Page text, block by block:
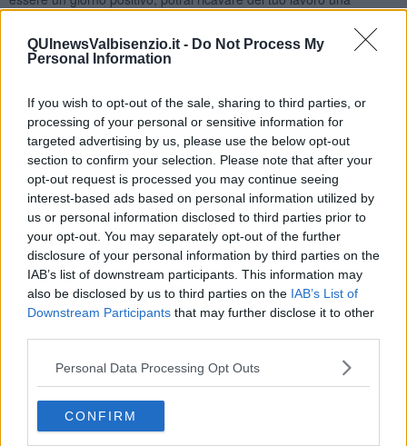
QUInewsValbisenzio.it - Do Not Process My
Personal Information
If you wish to opt-out of the sale, sharing to third parties, or
processing of your personal or sensitive information for
targeted advertising by us, please use the below opt-out
section to confirm your selection. Please note that after your
opt-out request is processed you may continue seeing
interest-based ads based on personal information utilized by
us or personal information disclosed to third parties prior to
your opt-out. You may separately opt-out of the further
disclosure of your personal information by third parties on the
IAB’s list of downstream participants. This information may
also be disclosed by us to third parties on the IAB’s List of
Downstream Participants that may further disclose it to other
Personal Data Processing Opt Outs
CONFIRM
ottimo aspetto con il tuo segno fino a Natale, se fossi single, il
secondo weekend potresti conoscere una persona, che sta non
sentimentale. Il 20 dicembre la Luna Nuova in Sagittario sará in
ottimo aspetto, se conoscessi qualcuno questo giorno, potrebbe
continuare a lungo la vostra frequentazione. Anche a livello
lavorativo saranno giornate positive. Giornate piú difficili saranno
quelli di un paio di giorni prima di Natale, se hai una famiglia,
potresti essere supercarico di impegni, oltre a quelli lavorativi,
anche personali. Natale passerai in modo tranquillo, con la famiglia.
L’ultima domenica del mese potresti avere una piccola lite con il
partner, invece se fossi single, non sará la giornata ideale per un
nuovo incontro. A Capodanno potresti avere un’invito da un luogo
lontano, ed é probabile, che cercherai di andarci, ma vari pianeti
saranno giá entrati in aspetto di sfida con il tuo segno, potrebbero
stesso.
SCORPIONE
Il mese di dicembre parte abbastanza bene per te, il successo
lavorativo dovrebbe arrivare dal 6 all’ 8 dicembre, se hai un’attivitá,
e lavori negli giorni di festivi, saranno giornate molto soddisfacenti.